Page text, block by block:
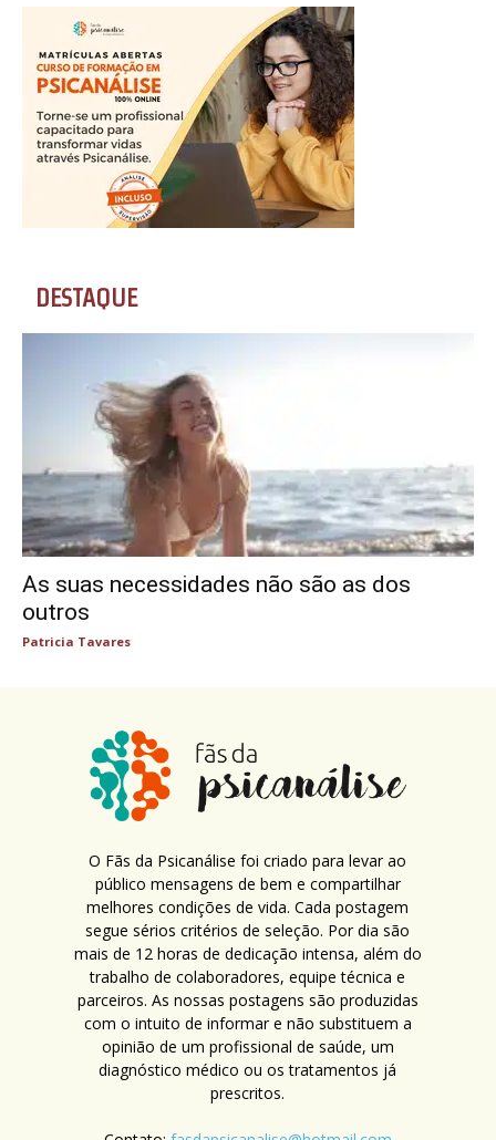
DESTAQUE
As suas necessidades não são as dos
outros
Patricia Tavares
O Fãs da Psicanálise foi criado para levar ao
público mensagens de bem e compartilhar
melhores condições de vida. Cada postagem
segue sérios critérios de seleção. Por dia são
mais de 12 horas de dedicação intensa, além do
trabalho de colaboradores, equipe técnica e
parceiros. As nossas postagens são produzidas
com o intuito de informar e não substituem a
opinião de um profissional de saúde, um
diagnóstico médico ou os tratamentos já
prescritos.